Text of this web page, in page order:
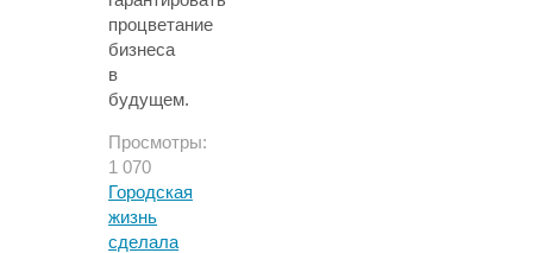
процветание
бизнеса
в
будущем.
Просмотры:
1 070
Городская
жизнь
сделала